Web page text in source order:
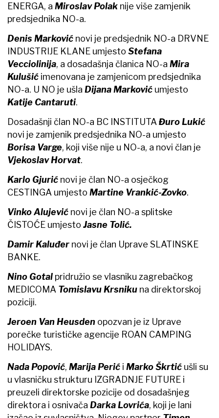
ENERGA, a Miroslav Polak nije više zamjenik
predsjednika NO-a.
Denis Marković novi je predsjednik NO-a DRVNE
INDUSTRIJE KLANE umjesto Stefana
Vecciolinija, a dosadašnja članica NO-a Mira
Kulušić imenovana je zamjenicom predsjednika
NO-a. U NO je ušla Dijana Marković umjesto
Katije Cantaruti.
Dosadašnji član NO-a BC INSTITUTA Đuro Lukić
novi je zamjenik predsjednika NO-a umjesto
Borisa Varge, koji više nije u NO-a, a novi član je
Vjekoslav Horvat.
Karlo Gjurić novi je član NO-a osječkog
CESTINGA umjesto Martine Vrankić-Zovko.
Vinko Alujević novi je član NO-a splitske
ČISTOĆE umjesto Jasne Tolić.
Damir Kaluđer novi je član Uprave SLATINSKE
BANKE.
Nino Gotal pridružio se vlasniku zagrebačkog
MEDICOMA Tomislavu Krsniku na direktorskoj
poziciji.
Jeroen Van Heusden opozvan je iz Uprave
porečke turističke agencije ROAN CAMPING
HOLIDAYS.
Nada Popović, Marija Perić i Marko Škrtić ušli su
u vlasničku strukturu IZGRADNJE FUTURE i
preuzeli direktorske pozicije od dosadašnjeg
direktora i osnivača Darka Lovrića, koji je lani